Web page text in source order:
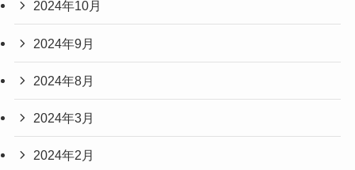
2025年4月
2024年12月
2024年11月
2024年10月